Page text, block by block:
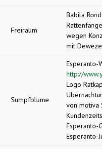
Freiraum
Babila
wegen
mit
Sumpfblume
Esperanto-
http://
Logo
von motiva
Esperanto-
Esperanto-